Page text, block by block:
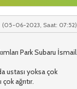
(05-06-2023, Saat: 07:52)
Park Subaru İsmail
ustası yoksa çok
ağrıtır.